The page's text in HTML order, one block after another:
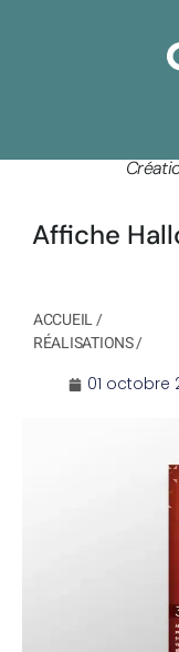
Affiche
ACCUEIL/
RÉALISATIONS/
01 octobre